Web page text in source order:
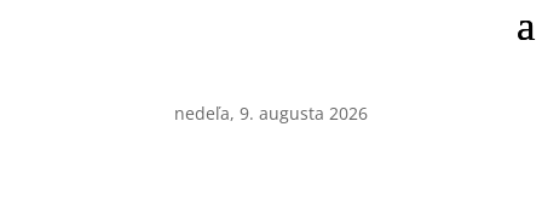
nedeľa, 9. augusta 2026